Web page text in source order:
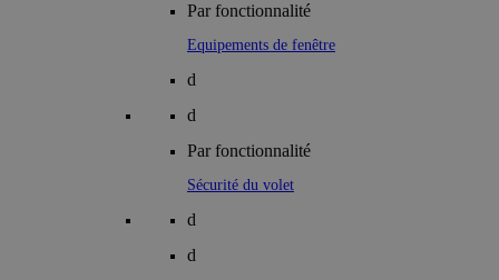
Par fonctionnalité
Equipements de fenêtre
d
d
Par fonctionnalité
Sécurité du volet
d
d